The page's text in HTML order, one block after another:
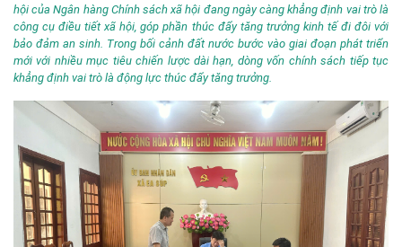
hội của Ngân hàng Chính sách xã hội đang ngày càng khẳng định vai trò là
công cụ điều tiết xã hội, góp phần thúc đẩy tăng trưởng kinh tế đi đôi với
bảo đảm an sinh. Trong bối cảnh đất nước bước vào giai đoạn phát triển
mới với nhiều mục tiêu chiến lược dài hạn, dòng vốn chính sách tiếp tục
khẳng định vai trò là động lực thúc đẩy tăng trưởng.